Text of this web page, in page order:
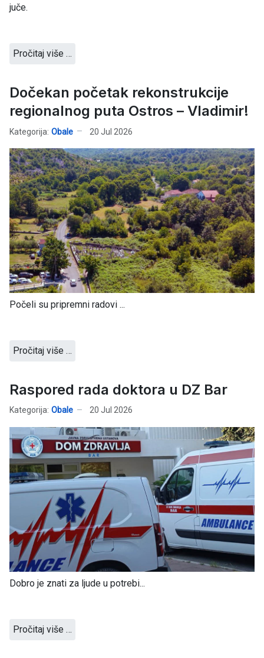
juče.
Pročitaj više …
Dočekan početak rekonstrukcije
regionalnog puta Ostros – Vladimir!
Kategorija: Obale 20 Jul 2026
Počeli su pripremni radovi ...
Pročitaj više …
Raspored rada doktora u DZ Bar
Kategorija: Obale 20 Jul 2026
Dobro je znati za ljude u potrebi...
Pročitaj više …